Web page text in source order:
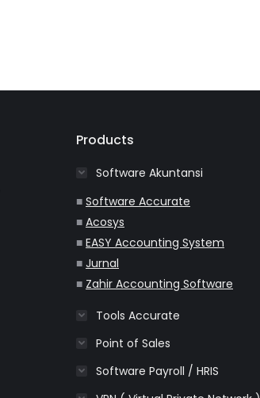
Products
Software Akuntansi
■ Software Accurate
■ Acosys
■ EASY Accounting System
■ Jurnal
■ Zahir Accounting Software
Tools Accurate
Point of Sales
Software Payroll / HRIS